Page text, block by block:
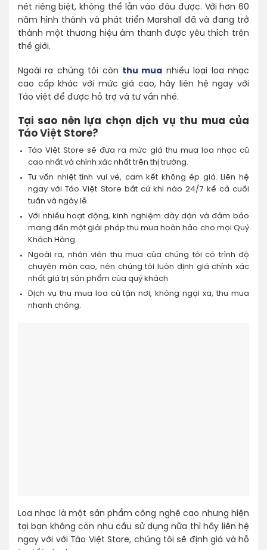
nét riêng biệt, không thể lẫn vào đâu được. Với hơn 60
năm hình thành và phát triển Marshall đã và đang trở
thành một thương hiệu âm thanh được yêu thích trên
thế giới.
Ngoài ra chúng tôi còn thu mua nhiều loại loa nhạc
cao cấp khác với mức giá cao, hãy liên hệ ngay với
Táo việt để được hỗ trợ và tư vấn nhé.
Tại sao nên lựa chọn dịch vụ thu mua của
Táo Việt Store?
Táo Việt Store sẽ đưa ra mức giá thu mua loa nhạc cũ
cao nhất và chính xác nhất trên thị trường.
Tư vấn nhiệt tình vui vẻ, cam kết không ép giá. Liên hệ
ngay với Táo Việt Store bất cứ khi nào 24/7 kể cả cuối
tuần và ngày lễ.
Với nhiều hoạt động, kinh nghiệm dày dặn và đảm bảo
mang đến một giải pháp thu mua hoàn hảo cho mọi Quý
Khách Hàng.
Ngoài ra, nhân viên thu mua của chúng tôi có trình độ
chuyên môn cao, nên chúng tôi luôn định giá chính xác
nhất giá trị sản phẩm của quý khách
Dịch vụ thu mua loa cũ tận nơi, không ngại xa, thu mua
nhanh chóng.
Loa nhạc là một sản phẩm công nghệ cao nhưng hiện
tại bạn không còn nhu cầu sử dụng nữa thì hãy liên hệ
ngay với với Táo Việt Store, chúng tôi sẽ định giá và hỗ